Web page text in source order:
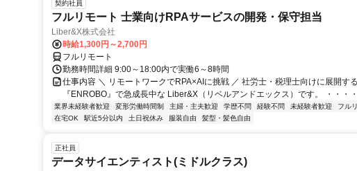
契約社員
フルリモート 士業向けRPAサービスの開発・保守担当
Liber&X株式会社
時給1,300円～2,700円
フルリモート
勤務時間詳細 9:00～18:00内で実働6～8時間
仕事内容 ＼ リモートワークでRPA×AIに挑戦 ／ 社労士・税理士向けに展開す
『ENROBO』で急成長中な Liber&X（リベルアンドエックス）です。 ・・・
業界未経験者歓迎 変形労働時間制 主婦・主夫歓迎 学歴不問 経験不問 未経験者歓迎 フル
在宅OK
駅近5分以内 土日祝休み 服装自由 髪型・髪色自由
正社員
データサイエンティスト(ミドルクラス)